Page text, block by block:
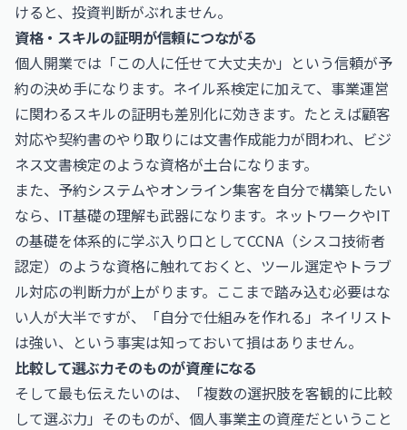
けると、投資判断がぶれません。
資格・スキルの証明が信頼につながる
個人開業では「この人に任せて大丈夫か」という信頼が予
約の決め手になります。ネイル系検定に加えて、事業運営
に関わるスキルの証明も差別化に効きます。たとえば顧客
対応や契約書のやり取りには文書作成能力が問われ、 ビジ
ネス文書検定のような資格が土台になります。
また、予約システムやオンライン集客を自分で構築したい
なら、IT基礎の理解も武器になります。ネットワークやIT
の基礎を体系的に学ぶ入り口としてCCNA（シスコ技術者
認定） のような資格に触れておくと、ツール選定やトラブ
ル対応の判断力が上がります。ここまで踏み込む必要はな
い人が大半ですが、「自分で仕組みを作れる」ネイリスト
は強い、という事実は知っておいて損はありません。
比較して選ぶ力そのものが資産になる
そして最も伝えたいのは、「複数の選択肢を客観的に比較
して選ぶ力」そのものが、個人事業主の資産だということ